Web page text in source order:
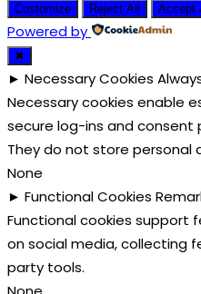
Customize Reject All Accept
Powered by
✖
► Necessary Cookies
Necessary cookies enable
secure log-ins and
They do not store personal
None
► Functional Cookies
Functional cookies support
on social media, collecting
party tools.